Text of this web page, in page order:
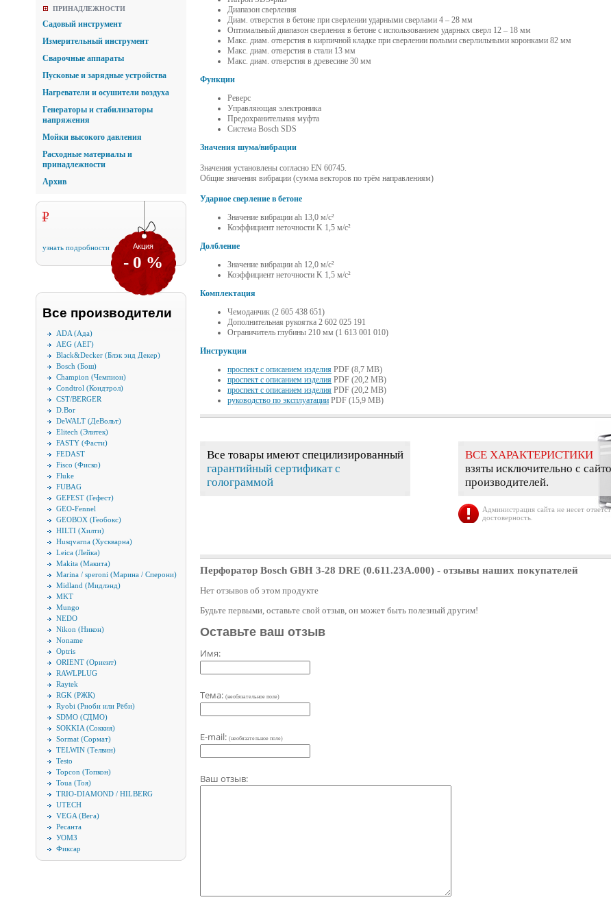
ПРИНАДЛЕЖНОСТИ
Садовый инструмент
Измерительный инструмент
Сварочные аппараты
Пусковые и зарядные устройства
Нагреватели и осушители воздуха
Генераторы и стабилизаторы
напряжения
Мойки высокого давления
Расходные материалы и
принадлежности
Архив
Акция
- 0 %
узнать подробности
Все производители
ADA (Ада)
AEG (АЕГ)
Black&Decker (Блэк энд Декер)
Bosch (Бош)
Champion (Чемпион)
Condtrol (Кондтрол)
CST/BERGER
D.Bor
DeWALT (ДеВольт)
Elitech (Элитек)
FASTY (Фасти)
FEDAST
Fisco (Фиско)
Fluke
FUBAG
GEFEST (Гефест)
GEO-Fennel
GEOBOX (Геобокс)
HILTI (Хилти)
Husqvarna (Хускварна)
Leica (Лейка)
Makita (Макита)
Marina / speroni (Марина / Сперони)
Midland (Мидлэнд)
MKT
Mungo
NEDO
Nikon (Никон)
Noname
Optris
ORIENT (Ориент)
RAWLPLUG
Raytek
RGK (РЖК)
Ryobi (Риоби или Рёби)
SDMO (СДМО)
SOKKIA (Соккия)
Sormat (Сормат)
TELWIN (Телвин)
Testo
Topcon (Топкон)
Toua (Тоя)
TRIO-DIAMOND / HILBERG
UTECH
VEGA (Вега)
Ресанта
УОМЗ
Фиксар
Диапазон сверления
Диам. отверстия в бетоне при сверлении ударными сверлами 4 – 28 мм
Оптимальный диапазон сверления в бетоне с использованием ударных сверл 12 – 18 мм
Макс. диам. отверстия в кирпичной кладке при сверлении полыми сверлильными коронками 82 мм
Макс. диам. отверстия в стали 13 мм
Макс. диам. отверстия в древесине 30 мм
Функции
Реверс
Управляющая электроника
Предохранительная муфта
Система Bosch SDS
Значения шума/вибрации
Значения установлены согласно EN 60745.
Общие значения вибрации (сумма векторов по трём направлениям)
Ударное сверление в бетоне
Значение вибрации ah 13,0 м/с²
Коэффициент неточности K 1,5 м/с²
Долбление
Значение вибрации ah 12,0 м/с²
Коэффициент неточности K 1,5 м/с²
Комплектация
Чемоданчик (2 605 438 651)
Дополнительная рукоятка 2 602 025 191
Ограничитель глубины 210 мм (1 613 001 010)
Инструкции
проспект с описанием изделия PDF (8,7 MB)
проспект с описанием изделия PDF (20,2 MB)
проспект с описанием изделия PDF (20,2 MB)
руководство по эксплуатации PDF (15,9 MB)
Все товары имеют специлизированный
гарантийный сертификат с
голограммой
ВСЕ ХАРАКТЕРИСТИКИ
взяты исключительно с
производителей.
Администрация сайта не несет
достоверность.
Перфоратор Bosch GBH 3-28 DRE (0.611.23A.000) - отзывы наших покупателей
Нет отзывов об этом продукте
Будьте первыми, оставьте свой отзыв, он может быть полезный другим!
Оставьте ваш отзыв
Имя:
Тема: (необязательное поле)
E-mail: (необязательное поле)
Ваш отзыв: